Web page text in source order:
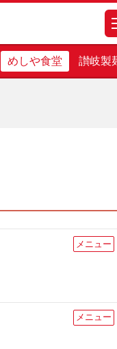
めしや食堂 讃岐製
メニュー
メニュー